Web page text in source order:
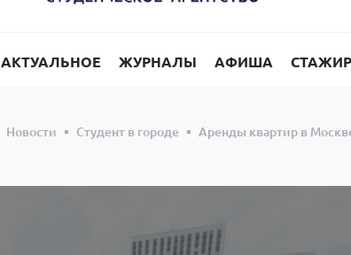
АКТУАЛЬНОЕ ЖУРНАЛЫ АФИША
Новости Студент в городе Аренды квартир в